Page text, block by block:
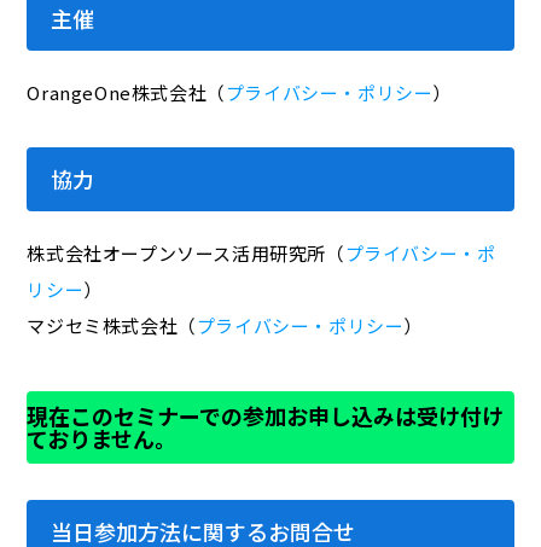
主催
OrangeOne株式会社（プライバシー・ポリシー）
協力
株式会社オープンソース活用研究所（プライバシー・ポ
リシー）
マジセミ株式会社（プライバシー・ポリシー）
現在このセミナーでの参加お申し込みは受け付け
ておりません。
当日参加方法に関するお問合せ